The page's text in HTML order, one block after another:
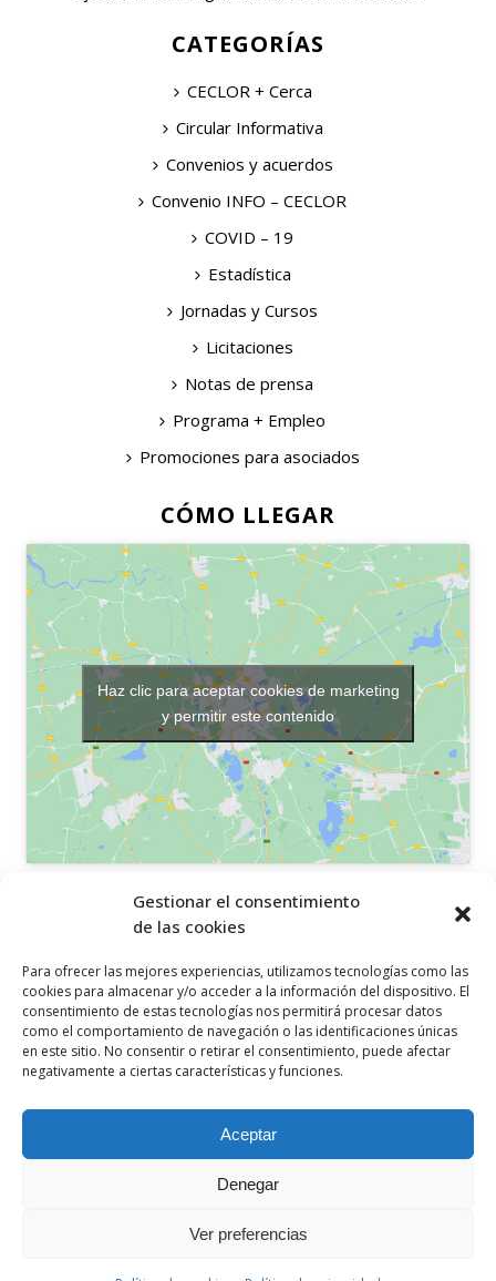
Gestionar el consentimiento
de las cookies
Para ofrecer las mejores experiencias, utilizamos tecnologías como las
cookies para almacenar y/o acceder a la información del dispositivo. El
consentimiento de estas tecnologías nos permitirá procesar datos
como el comportamiento de navegación o las identificaciones únicas
en este sitio. No consentir o retirar el consentimiento, puede afectar
negativamente a ciertas características y funciones.
Aceptar
Denegar
Ver preferencias
CATEGORÍAS
CECLOR + Cerca
Circular Informativa
Convenios y acuerdos
Convenio INFO – CECLOR
COVID – 19
Estadística
Jornadas y Cursos
Licitaciones
Notas de prensa
Programa + Empleo
Promociones para asociados
CÓMO LLEGAR
Haz clic para aceptar cookies de marketing
y permitir este contenido
OTROS ENLACES
Política de cookies
Aviso legal
Canal ético
SÍGUENOS EN